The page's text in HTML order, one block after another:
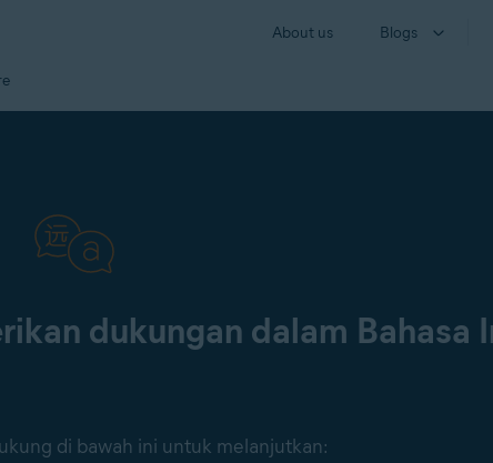
About us Blogs
dukungan dalam Bahasa
di bawah ini untuk melanjutkan: